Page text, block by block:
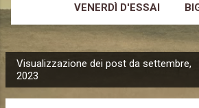
VENERDÌ D'ESSAI
CINEMA MARCONI ALTRO…
o
Visualizzazione dei post da settembre,
2023